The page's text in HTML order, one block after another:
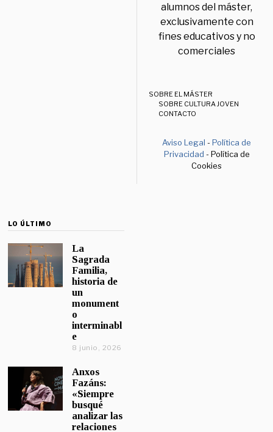
alumnos del máster,
exclusivamente con
fines educativos y no
comerciales
SOBRE EL MÁSTER
SOBRE CULTURA JOVEN
CONTACTO
Aviso Legal -Política de
Privacidad - Política de
Cookies
LO ÚLTIMO
La
Sagrada
Familia,
historia de
un
monument
o
interminabl
e
8 junio, 2026
Anxos
Fazáns:
«Siempre
busqué
analizar las
relaciones